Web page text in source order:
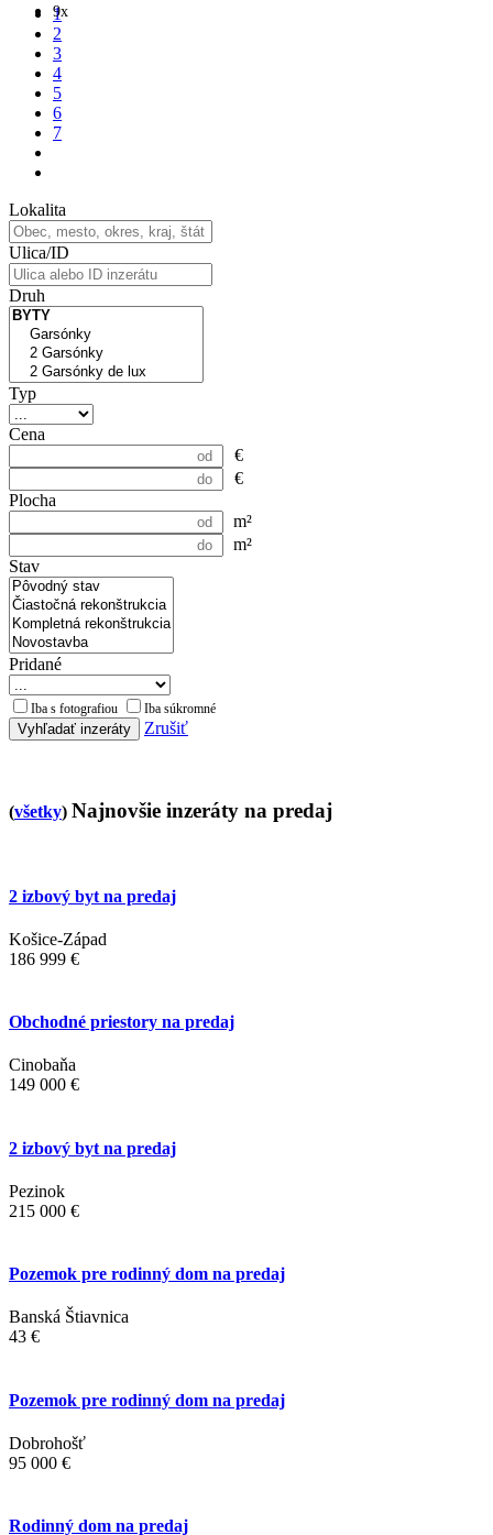
9x
1
2
3
4
5
6
7
Lokalita
Ulica/ID
Druh
Typ
Cena
€
€
Plocha
m²
m²
Stav
Pridané
Iba s fotografiou Iba súkromné
Vyhľadať inzeráty Zrušiť
(všetky) Najnovšie inzeráty na predaj
2 izbový byt na predaj
Košice-Západ
186 999 €
Obchodné priestory na predaj
Cinobaňa
149 000 €
2 izbový byt na predaj
Pezinok
215 000 €
Pozemok pre rodinný dom na predaj
Banská Štiavnica
43 €
Pozemok pre rodinný dom na predaj
Dobrohošť
95 000 €
Rodinný dom na predaj